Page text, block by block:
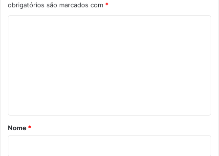
obrigatórios são marcados com *
r
o
Nome *